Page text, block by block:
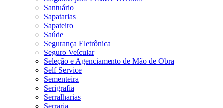
Santuário
Sapatarias
Sapateiro
Saúde
Segurança Eletrônica
Seguro Veícular
Seleção e Agenciamento de Mão de Obra
Self Service
Sementeira
Serigrafia
Serralharias
Serraria